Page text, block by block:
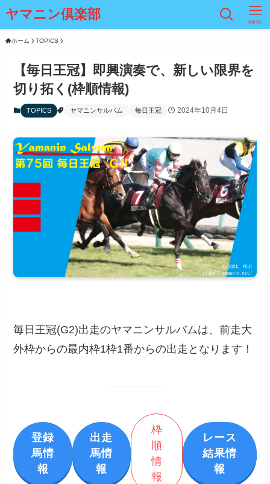
ヤマニン倶楽部 menu
ホーム TOPICS
【毎日王冠】即興演奏で、新しい限界を
切り拓く(枠順情報)
TOPICS ヤマニンサルバム 毎日王冠 2024年10月4日
毎日王冠(G2)出走のヤマニンサルバムは、前走大
外枠からの最内枠1枠1番からの出走となります！
登録
馬情
報
出走
馬情
報
枠
順
情
報
レース
結果情
報